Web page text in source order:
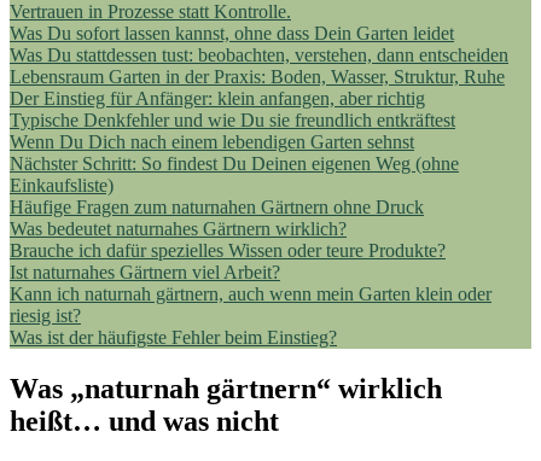
Vertrauen in Prozesse statt Kontrolle.
Was Du sofort lassen kannst, ohne dass Dein Garten leidet
Was Du stattdessen tust: beobachten, verstehen, dann entscheiden
Lebensraum Garten in der Praxis: Boden, Wasser, Struktur, Ruhe
Der Einstieg für Anfänger: klein anfangen, aber richtig
Typische Denkfehler und wie Du sie freundlich entkräftest
Wenn Du Dich nach einem lebendigen Garten sehnst
Nächster Schritt: So findest Du Deinen eigenen Weg (ohne
Einkaufsliste)
Häufige Fragen zum naturnahen Gärtnern ohne Druck
Was bedeutet naturnahes Gärtnern wirklich?
Brauche ich dafür spezielles Wissen oder teure Produkte?
Ist naturnahes Gärtnern viel Arbeit?
Kann ich naturnah gärtnern, auch wenn mein Garten klein oder
riesig ist?
Was ist der häufigste Fehler beim Einstieg?
Was „naturnah gärtnern“ wirklich
heißt… und was nicht